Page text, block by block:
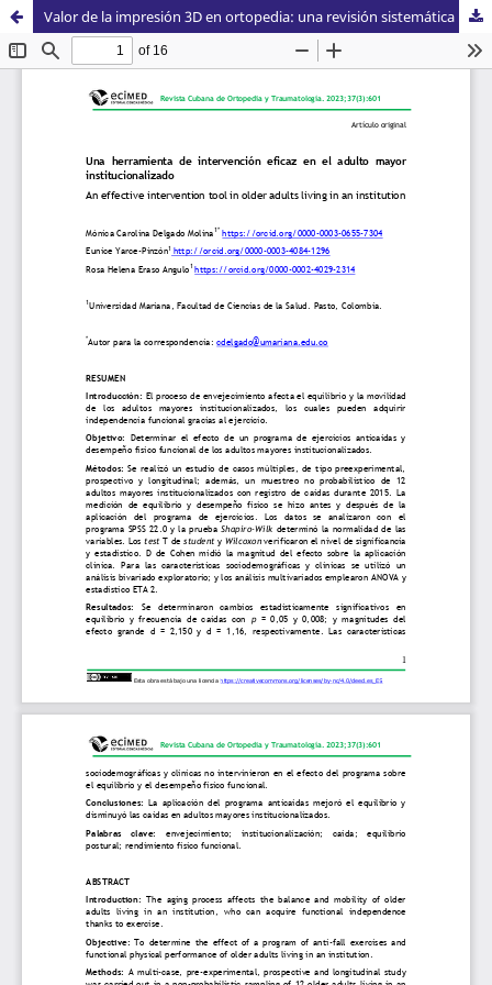
Valor de la impresión 3D en ortopedia: una revisión sistemática